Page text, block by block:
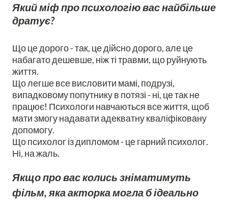
Який міф про психологію вас найбільше
дратує?
Що це дорого - так, це дійсно дорого, але це
набагато дешевше, ніж ті травми, що руйнують
життя.
Що легше все висловити мамі, подрузі,
випадковому попутнику в потязі - ні, це так не
працює! Психологи навчаються все життя, щоб
мати змогу надавати адекватну кваліфіковану
допомогу.
Що психолог із дипломом - це гарний психолог.
Ні, на жаль.
Якщо про вас колись зніматимуть
фільм, яка акторка могла б ідеально